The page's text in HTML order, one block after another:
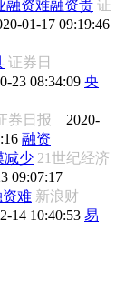
融资难融资贵 证
01-17 09:19:46
证券日
23 08:34:09 央
券日报 2020-
融资
减少 21世纪经济
09:07:17
资难 新浪财
14 10:40:53 易